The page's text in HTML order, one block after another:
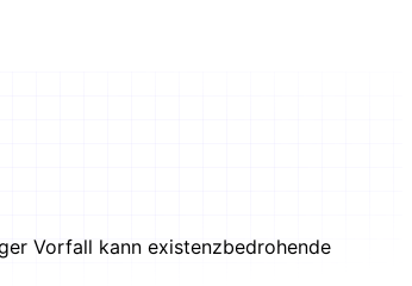
Vorfall kann existenzbedrohende